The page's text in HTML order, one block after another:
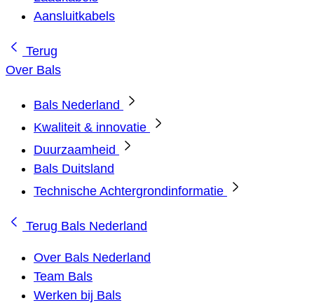
Aansluitkabels
Terug
Over Bals
Bals Nederland
Kwaliteit & innovatie
Duurzaamheid
Bals Duitsland
Technische Achtergrondinformatie
Terug Bals Nederland
Over Bals Nederland
Team Bals
Werken bij Bals